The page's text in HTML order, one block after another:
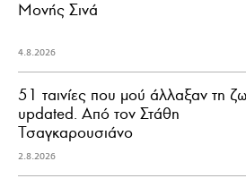
Μονής Σινά
4.8.2026
51 ταινίες που μού άλλαξαν τη
updated. Aπό τον Στάθη
Τσαγκαρουσιάνο
2.8.2026